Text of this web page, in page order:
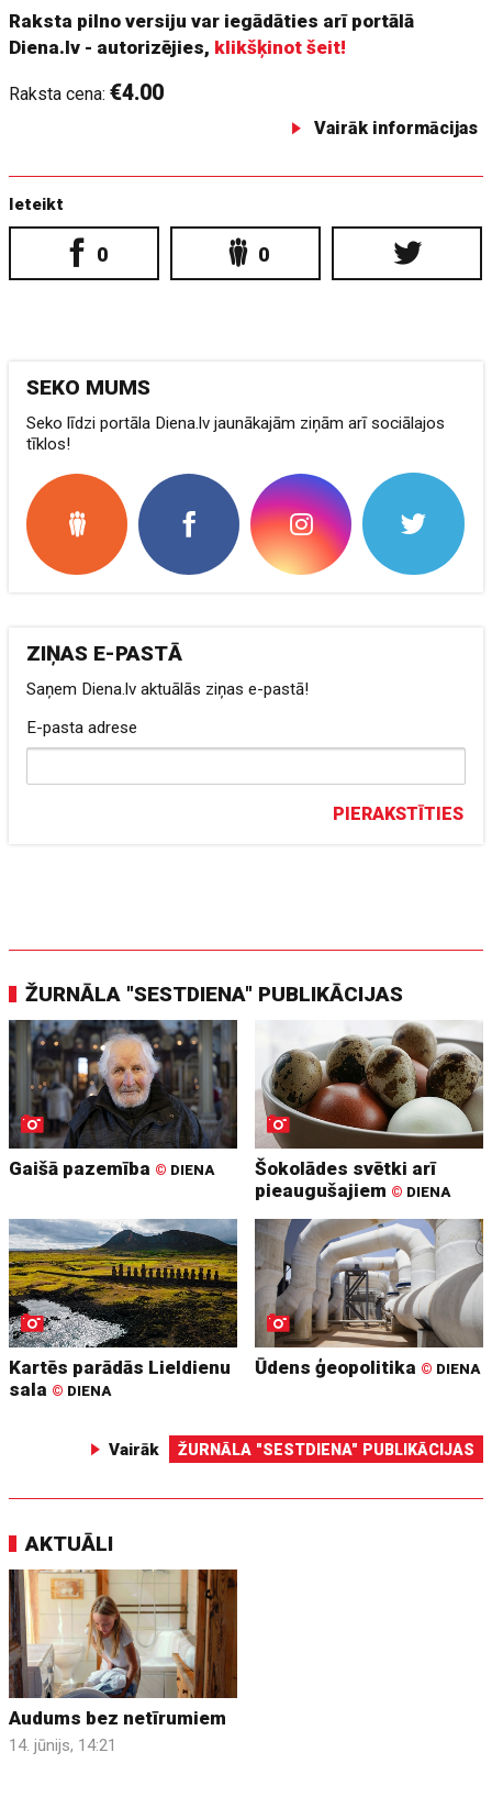
Raksta pilno versiju var iegādāties arī portālā
Diena.lv - autorizējies, klikšķinot šeit!
Raksta cena:€4.00
Vairāk informācijas
Ieteikt
0 0
SEKO MUMS
Seko līdzi portāla Diena.lv jaunākajām ziņām arī sociālajos
tīklos!
ZIŅAS E-PASTĀ
Saņem Diena.lv aktuālās ziņas e-pastā!
E-pasta adrese
PIERAKSTĪTIES
ŽURNĀLA "SESTDIENA" PUBLIKĀCIJAS
Gaišā pazemība © DIENA
Šokolādes svētki arī
pieaugušajiem © DIENA
Kartēs parādās Lieldienu
sala © DIENA
Ūdens ģeopolitika © DIENA
Vairāk ŽURNĀLA "SESTDIENA" PUBLIKĀCIJAS
AKTUĀLI
Audums bez netīrumiem
14. jūnijs, 14:21